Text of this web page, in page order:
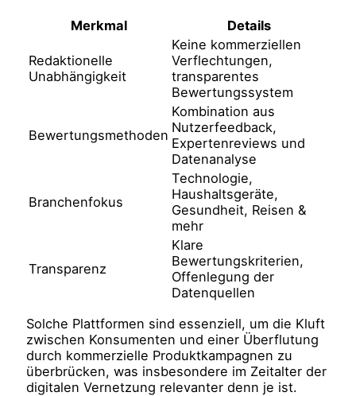
Merkmal Details
Redaktionelle
Unabhängigkeit
Keine kommerziellen
Verflechtungen,
transparentes
Bewertungssystem
Bewertungsmethoden
Kombination aus
Nutzerfeedback,
Expertenreviews und
Datenanalyse
Branchenfokus
Technologie,
Haushaltsgeräte,
Gesundheit, Reisen &
mehr
Transparenz
Klare
Bewertungskriterien,
Offenlegung der
Datenquellen
Solche Plattformen sind essenziell, um die Kluft
zwischen Konsumenten und einer Überflutung
durch kommerzielle Produktkampagnen zu
überbrücken, was insbesondere im Zeitalter der
digitalen Vernetzung relevanter denn je ist.